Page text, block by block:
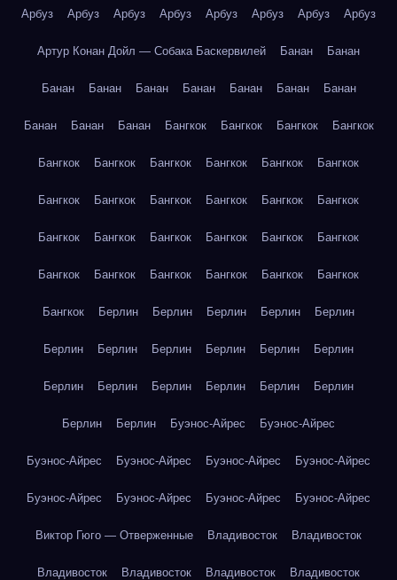
Арбуз Арбуз Арбуз Арбуз Арбуз Арбуз Арбуз Арбуз
Артур Конан Дойл — Собака Баскервилей Банан Банан
Банан Банан Банан Банан Банан Банан Банан
Банан Банан Банан Бангкок Бангкок Бангкок Бангкок
Бангкок Бангкок Бангкок Бангкок Бангкок Бангкок
Бангкок Бангкок Бангкок Бангкок Бангкок Бангкок
Бангкок Бангкок Бангкок Бангкок Бангкок Бангкок
Бангкок Бангкок Бангкок Бангкок Бангкок Бангкок
Бангкок Берлин Берлин Берлин Берлин Берлин
Берлин Берлин Берлин Берлин Берлин Берлин
Берлин Берлин Берлин Берлин Берлин Берлин
Берлин Берлин Буэнос-Айрес Буэнос-Айрес
Буэнос-Айрес Буэнос-Айрес Буэнос-Айрес Буэнос-Айрес
Буэнос-Айрес Буэнос-Айрес Буэнос-Айрес Буэнос-Айрес
Виктор Гюго — Отверженные Владивосток Владивосток
Владивосток Владивосток Владивосток Владивосток